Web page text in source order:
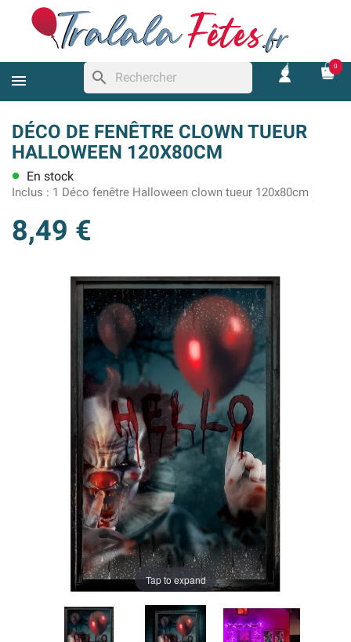
search
0
DÉCO DE FENÊTRE CLOWN TUEUR
HALLOWEEN 120X80CM
lens En stock
Inclus : 1 Déco fenêtre Halloween clown tueur 120x80cm
8,49 €
Tap to expand